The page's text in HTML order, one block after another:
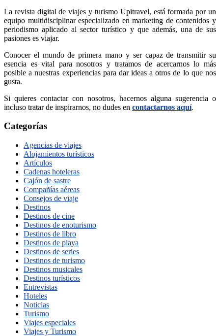
La revista digital de viajes y turismo Upitravel, está formada por un
equipo multidisciplinar especializado en marketing de contenidos y
periodismo aplicado al sector turístico y que además, una de sus
pasiones es viajar.
Conocer el mundo de primera mano y ser capaz de transmitir su
esencia es vital para nosotros y tratamos de acercarnos lo más
posible a nuestras experiencias para dar ideas a otros de lo que nos
gusta.
Si quieres contactar con nosotros, hacernos alguna sugerencia o
incluso tratar de inspirarnos, no dudes en contactarnos aquí.
Categorías
Agencias de viajes
Alojamientos turísticos
Artículos
Cadenas hoteleras
Cajón de sastre
Compañías aéreas
Consejos de viaje
Destinos
Destinos de cine
Destinos de enoturismo
Destinos de libro
Destinos de playa
Destinos de series
Destinos de turismo
Destinos musicales
Destinos turísticos
Entrevistas
Hoteles
Noticias
Turismo
Viajes especiales
Viajes y Turismo